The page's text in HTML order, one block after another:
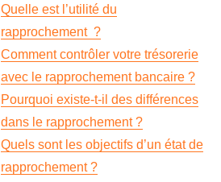
Quelle est l’utilité du
rapprochement ?
Comment contrôler votre trésorerie
avec le rapprochement bancaire ?
Pourquoi existe-t-il des différences
dans le rapprochement ?
Quels sont les objectifs d’un état de
rapprochement ?